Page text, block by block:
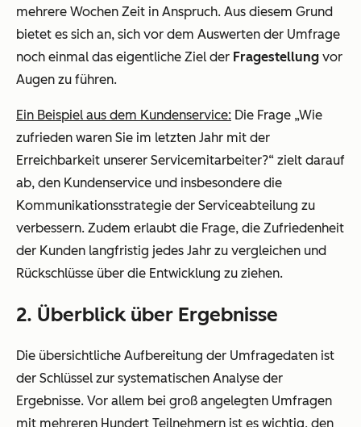
mehrere Wochen Zeit in Anspruch. Aus diesem Grund
bietet es sich an, sich vor dem Auswerten der Umfrage
noch einmal das eigentliche Ziel der Fragestellung vor
Augen zu führen.
Ein Beispiel aus dem Kundenservice: Die Frage „Wie
zufrieden waren Sie im letzten Jahr mit der
Erreichbarkeit unserer Servicemitarbeiter?“ zielt darauf
ab, den Kundenservice und insbesondere die
Kommunikationsstrategie der Serviceabteilung zu
verbessern. Zudem erlaubt die Frage, die Zufriedenheit
der Kunden langfristig jedes Jahr zu vergleichen und
Rückschlüsse über die Entwicklung zu ziehen.
2. Überblick über Ergebnisse
Die übersichtliche Aufbereitung der Umfragedaten ist
der Schlüssel zur systematischen Analyse der
Ergebnisse. Vor allem bei groß angelegten Umfragen
mit mehreren Hundert Teilnehmern ist es wichtig, den